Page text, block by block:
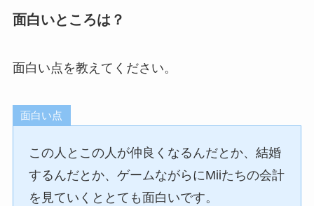
面白いところは？
面白い点を教えてください。
面白い点
この人とこの人が仲良くなるんだとか、結婚
するんだとか、ゲームながらにMiiたちの会計
を見ていくととても面白いです。